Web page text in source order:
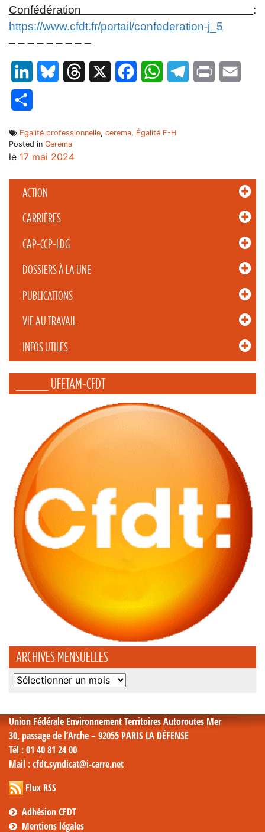
ACTION
CARRIÈRES
CAP-CCP-LDG
DOSSIERS À LA UNE
PUBLICATIONS
VIE AU TRAVAIL
INFOS UTILES
_____ UFETAM-CFDT
ARCHIVES MENSUELLES
Archives
Confédération :
https://www.cfdt.fr/portail/confederation-j_5
– – – – – – – – –
LinkedInBluesky Threads FacebookWhatsAppTelegram
Print
Egalité professionnelle, cerema, Égalité F-H
Posted in Cerema
le 17 mai 2024
Union Fédérale Environnement Territoires Autoroutes Mer
30, passage de l’Arche – 92055 PARIS LA DÉFENSE
Tél : 01 40 81 24 00
Mail : cfdt.syndicat@i-carre.net
Flux RSS
Adhésion CFDT
Mentions légales